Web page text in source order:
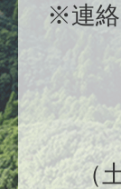
※連絡
（